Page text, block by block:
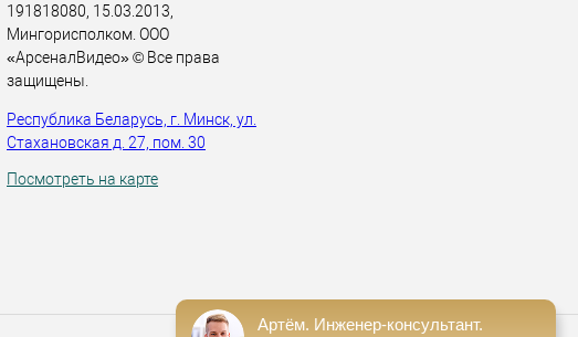
191818080, 15.03.2013,
Мингорисполком. ООО
«АрсеналВидео» © Все права
защищены.
Республика Беларусь, г. Минск, ул.
Стахановская д. 27, пом. 30
Посмотреть на карте
Артём. Инженер-консультант.